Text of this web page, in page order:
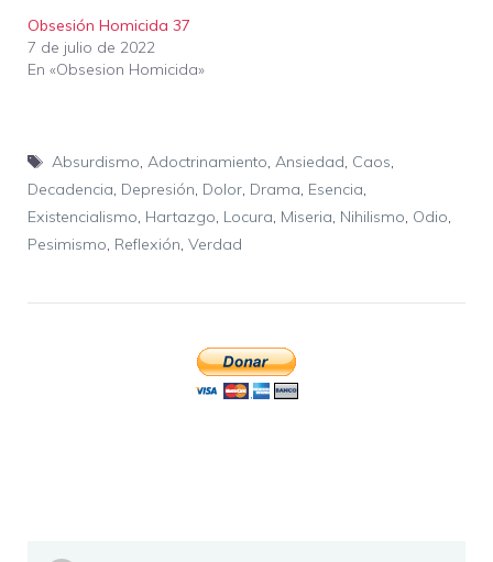
Obsesión Homicida 37
7 de julio de 2022
En «Obsesion Homicida»
Etiquetas
Absurdismo, Adoctrinamiento, Ansiedad, Caos,
Decadencia, Depresión, Dolor, Drama, Esencia,
Existencialismo, Hartazgo, Locura, Miseria, Nihilismo, Odio,
Pesimismo, Reflexión, Verdad